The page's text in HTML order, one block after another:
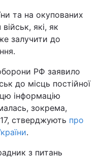
та на окупованих
які, як
залучити до
РФ заявило
до місць постійної
інформацію
зокрема,
стверджують про
.
з питань